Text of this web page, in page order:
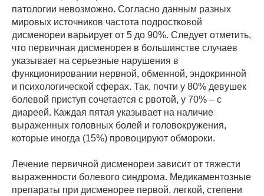
патологии невозможно. Согласно данным разных
мировых источников частота подростковой
дисменореи варьирует от 5 до 90%. Следует отметить,
что первичная дисменорея в большинстве случаев
указывает на серьезные нарушения в
функционировании нервной, обменной, эндокринной
и психологической сферах. Так, почти у 80% девушек
болевой приступ сочетается с рвотой, у 70% – с
диареей. Каждая пятая указывает на наличие
выраженных головных болей и головокружения,
которые иногда (15%) провоцируют обмороки.
Лечение первичной дисменореи зависит от тяжести
выраженности болевого синдрома. Медикаментозные
препараты при дисменорее первой, легкой, степени